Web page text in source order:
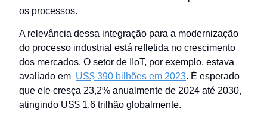
os processos.
A relevância dessa integração para a modernização
do processo industrial está refletida no crescimento
dos mercados. O setor de IIoT, por exemplo, estava
avaliado em US$ 390 bilhões em 2023. É esperado
que ele cresça 23,2% anualmente de 2024 até 2030,
atingindo US$ 1,6 trilhão globalmente.